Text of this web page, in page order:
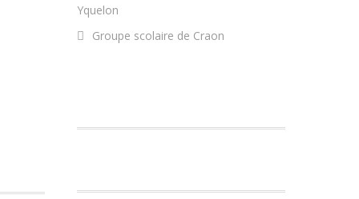
Yquelon
Groupe scolaire de Craon